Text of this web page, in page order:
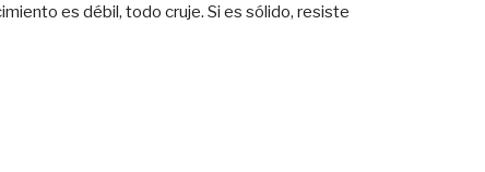
es débil, todo cruje. Si es sólido, resiste